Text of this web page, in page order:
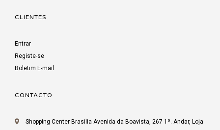
CLIENTES
Entrar
Registe-se
Boletim E-mail
CONTACTO
Shopping Center Brasília Avenida da Boavista, 267 1º. Andar, Loja